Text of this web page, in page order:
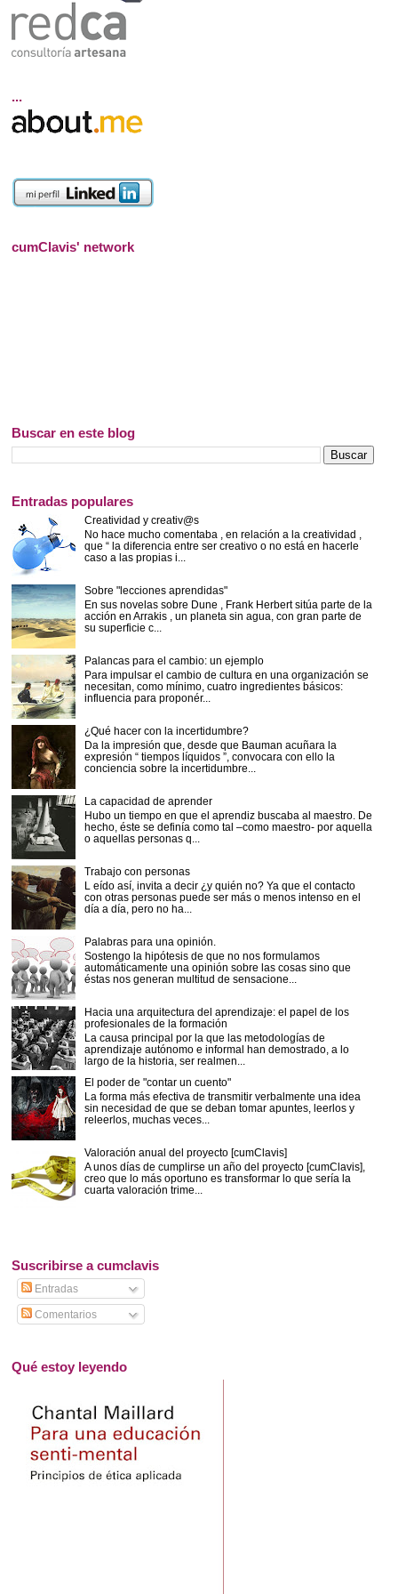
...
cumClavis' network
Buscar en este blog
Entradas populares
Creatividad y creativ@s
No hace mucho comentaba , en relación a la creatividad ,
que “ la diferencia entre ser creativo o no está en hacerle
caso a las propias i...
Sobre "lecciones aprendidas"
En sus novelas sobre Dune , Frank Herbert sitúa parte de la
acción en Arrakis , un planeta sin agua, con gran parte de
su superficie c...
Palancas para el cambio: un ejemplo
Para impulsar el cambio de cultura en una organización se
necesitan, como mínimo, cuatro ingredientes básicos:
influencia para proponér...
¿Qué hacer con la incertidumbre?
Da la impresión que, desde que Bauman acuñara la
expresión “ tiempos líquidos ”, convocara con ello la
conciencia sobre la incertidumbre...
La capacidad de aprender
Hubo un tiempo en que el aprendiz buscaba al maestro. De
hecho, éste se definía como tal –como maestro- por aquella
o aquellas personas q...
Trabajo con personas
L eído así, invita a decir ¿y quién no? Ya que el contacto
con otras personas puede ser más o menos intenso en el
día a día, pero no ha...
Palabras para una opinión.
Sostengo la hipótesis de que no nos formulamos
automáticamente una opinión sobre las cosas sino que
éstas nos generan multitud de sensacione...
Hacia una arquitectura del aprendizaje: el papel de los
profesionales de la formación
La causa principal por la que las metodologías de
aprendizaje autónomo e informal han demostrado, a lo
largo de la historia, ser realmen...
El poder de "contar un cuento"
La forma más efectiva de transmitir verbalmente una idea
sin necesidad de que se deban tomar apuntes, leerlos y
releerlos, muchas veces...
Valoración anual del proyecto [cumClavis]
A unos días de cumplirse un año del proyecto [cumClavis],
creo que lo más oportuno es transformar lo que sería la
cuarta valoración trime...
Suscribirse a cumclavis
Entradas
Comentarios
Qué estoy leyendo